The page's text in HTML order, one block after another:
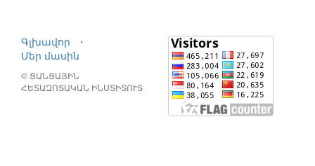
Գլխավոր
⋅
Մեր մասին
© ՑԱՆՑԱՅԻՆ
ՀԵՏԱԶՈՏԱԿԱՆ ԻՆՍՏԻՏՈՒՏ